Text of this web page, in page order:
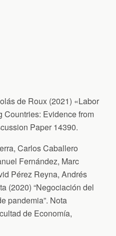
de Roux (2021) «Labor
Countries: Evidence from
Paper 14390.
Carlos Caballero
Fernández, Marc
Pérez Reyna, Andrés
(2020) “Negociación del
pandemia”. Nota
de Economía,